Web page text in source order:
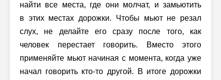
найти все места, где они молчат, и замьютить
в этих местах дорожки. Чтобы мьют не резал
слух, не делайте его сразу после того, как
человек перестает говорить. Вместо этого
применяйте мьют начиная с момента, когда уже
начал говорить кто-то другой. В итоге дорожки